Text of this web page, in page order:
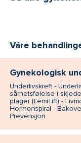
Våre
Gynekologisk
Underlivskreft -
sårhetsfølelse i
plager (FemiLift) -
Hormonspiral -
Prevensjon